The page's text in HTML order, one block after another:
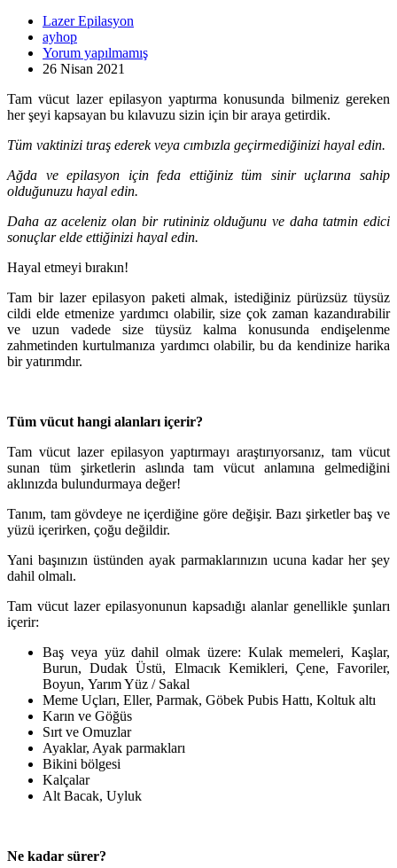
Lazer Epilasyon
ayhop
Yorum yapılmamış
26 Nisan 2021
Tam vücut lazer epilasyon yaptırma konusunda bilmeniz gereken
her şeyi kapsayan bu kılavuzu sizin için bir araya getirdik.
Tüm vaktinizi tıraş ederek veya cımbızla geçirmediğinizi hayal edin.
Ağda ve epilasyon için feda ettiğiniz tüm sinir uçlarına sahip
olduğunuzu hayal edin.
Daha az aceleniz olan bir rutininiz olduğunu ve daha tatmin edici
sonuçlar elde ettiğinizi hayal edin.
Hayal etmeyi bırakın!
Tam bir lazer epilasyon paketi almak, istediğiniz pürüzsüz tüysüz
cildi elde etmenize yardımcı olabilir, size çok zaman kazandırabilir
ve uzun vadede size tüysüz kalma konusunda endişelenme
zahmetinden kurtulmanıza yardımcı olabilir, bu da kendinize harika
bir yatırımdır.
Tüm vücut hangi alanları içerir?
Tam vücut lazer epilasyon yaptırmayı araştırıyorsanız, tam vücut
sunan tüm şirketlerin aslında tam vücut anlamına gelmediğini
aklınızda bulundurmaya değer!
Tanım, tam gövdeye ne içerdiğine göre değişir. Bazı şirketler baş ve
yüzü içerirken, çoğu değildir.
Yani başınızın üstünden ayak parmaklarınızın ucuna kadar her şey
dahil olmalı.
Tam vücut lazer epilasyonunun kapsadığı alanlar genellikle şunları
içerir:
Baş veya yüz dahil olmak üzere: Kulak memeleri, Kaşlar,
Burun, Dudak Üstü, Elmacık Kemikleri, Çene, Favoriler,
Boyun, Yarım Yüz / Sakal
Meme Uçları, Eller, Parmak, Göbek Pubis Hattı, Koltuk altı
Karın ve Göğüs
Sırt ve Omuzlar
Ayaklar, Ayak parmakları
Bikini bölgesi
Kalçalar
Alt Bacak, Uyluk
Ne kadar sürer?